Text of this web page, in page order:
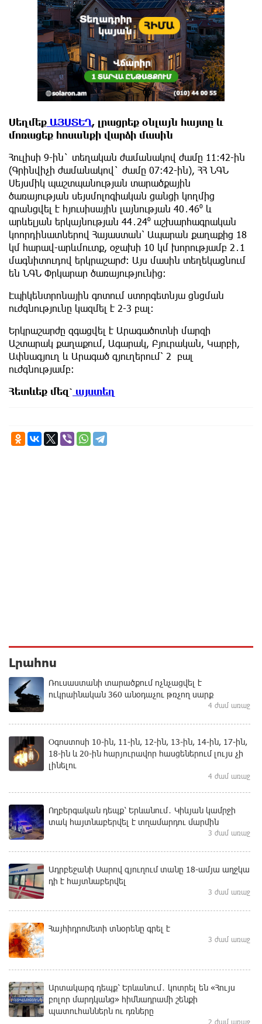
Սեղմեք ԱՅՍՏԵՂ, լրացրեք օնլայն հայտը և
մոռացեք հոսանքի վարձի մասին
Հուլիսի 9-ին` տեղական ժամանակով ժամը 11:42-ին
(Գրինվիչի ժամանակով` ժամը 07։42-ին), ՀՀ ՆԳՆ
Սեյսմիկ պաշտպանության տարածքային
ծառայության սեյսմոլոգիական ցանցի կողմից
գրանցվել է հյուսիսային լայնության 40․46⁰ և
արևելյան երկայնության 44․24⁰ աշխարհագրական
կոորդինատներով Հայաստան՝ Ապարան քաղաքից 18
կմ հարավ-արևմուտք, օջախի 10 կմ խորությամբ 2․1
մագնիտուդով երկրաշարժ։ Այս մասին տեղեկացնում
են ՆԳՆ Փրկարար ծառայությունից:
Էպիկենտրոնային գոտում ստորգետնյա ցնցման
ուժգնությունը կազմել է 2-3 բալ:
Երկրաշարժը զգացվել է Արագածոտնի մարզի
Աշտարակ քաղաքում, Ագարակ, Բյուրական, Կարբի,
Ափնագյուղ և Արագած գյուղերում՝ 2 բալ
ուժգնությամբ:
Հետևեք մեզ՝ այստեղ
Լրահոս
Ռուսաստանի տարածքում ոչնչացվել է
ուկրաինական 360 անօդաչու թռչող սարք
4 ժամ առաջ
Օգոստոսի 10-ին, 11-ին, 12-ին, 13-ին, 14-ին, 17-ին,
18-ին և 20-ին հարյուրավոր հասցեներում լույս չի
լինելու
4 ժամ առաջ
Ողբերգական դեպք՝ Երևանում․ Կիևյան կամրջի
տակ հայտնաբերվել է տղամարդու մարմին
3 ժամ առաջ
Ադրբեջանի Սարով գյուղում տանը 18-ամյա աղջկա
դի է հայտնաբերվել
3 ժամ առաջ
Հայհիդրոմետի տնօրենը գրել է
3 ժամ առաջ
Արտակարգ դեպք՝ Երևանում․ կոտրել են «Հույս
բոլոր մարդկանց» հիմնադրամի շենքի
պատուհաններն ու դռները
2 ժամ առաջ